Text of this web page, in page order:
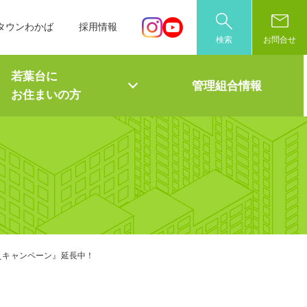
ウンわかば 採用情報
検索 お問合せ
若葉台に
お住まいの方
管理組合情報
ャンペーン』延長中！